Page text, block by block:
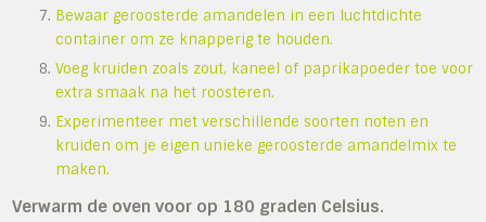
Bewaar geroosterde amandelen in een luchtdichte
container om ze knapperig te houden.
Voeg kruiden zoals zout, kaneel of paprikapoeder toe voor
extra smaak na het roosteren.
Experimenteer met verschillende soorten noten en
kruiden om je eigen unieke geroosterde amandelmix te
maken.
Verwarm de oven voor op 180 graden Celsius.